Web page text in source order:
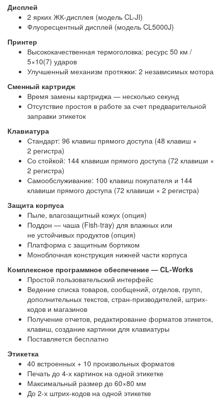
Дисплей
2 ярких ЖК-дисплея (модель CL-JI)
Флуоресцентный дисплей (модель CL5000J)
Принтер
Высококачественная термоголовка: ресурс 50 км /
5×10(7) ударов
Улучшенный механизм протяжки: 2 независимых мотора
Сменный картридж
Время замены картриджа — несколько секунд
Отсутствие простоя в работе за счет предварительной
заправки этикеток
Клавиатура
Стандарт: 96 клавиш прямого доступа (48 клавиш ×
2 регистра)
Со стойкой: 144 клавиши прямого доступа (72 клавиши ×
2 регистра)
Самообслуживание: 100 клавиш покупателя и 144
клавиши прямого доступа (72 клавиши × 2 регистра)
Защита корпуса
Пыле, влагозащитный кожух (опция)
Поддон — чаша (Fish-tray) для влажных или
не устойчивых продуктов (опция)
Платформа с защитным бортиком
Моноблочная конструкция нижней части корпуса
Комплексное программное обеспечение — CL-Works
Простой пользовательский интерфейс
Ведение списка товаров, сообщений, отделов, групп,
дополнительных текстов, стран-призводителей, штрих-
кодов и магазинов
Получение отчетов, редактирование форматов этикеток,
клавиш, создание картинки для клавиатуры
Поставляется бесплатно
Этикетка
40 встроенных + 10 произвольных форматов
Печать до 4-х картинок на одной этикетке
Максимальный размер до 60×80 мм
До 2-х штрих-кодов на одной этикетке